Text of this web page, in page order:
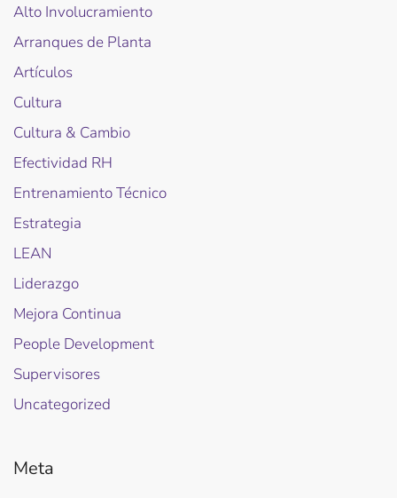
Alto Involucramiento
Arranques de Planta
Artículos
Cultura
Cultura & Cambio
Efectividad RH
Entrenamiento Técnico
Estrategia
LEAN
Liderazgo
Mejora Continua
People Development
Supervisores
Uncategorized
Meta